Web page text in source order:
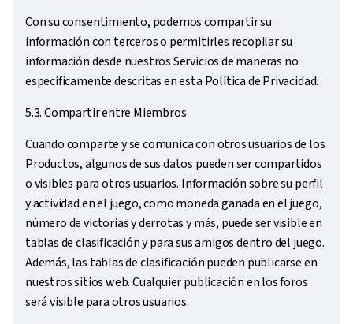
Con su consentimiento, podemos compartir su
información con terceros o permitirles recopilar su
información desde nuestros Servicios de maneras no
específicamente descritas en esta Política de Privacidad.
5.3. Compartir entre Miembros
Cuando comparte y se comunica con otros usuarios de los
Productos, algunos de sus datos pueden ser compartidos
o visibles para otros usuarios. Información sobre su perfil
y actividad en el juego, como moneda ganada en el juego,
número de victorias y derrotas y más, puede ser visible en
tablas de clasificación y para sus amigos dentro del juego.
Además, las tablas de clasificación pueden publicarse en
nuestros sitios web. Cualquier publicación en los foros
será visible para otros usuarios.